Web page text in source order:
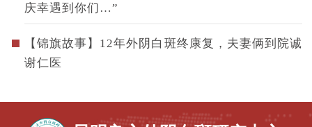
庆幸遇到你们…”
【锦旗故事】12年外阴白斑终康复，夫妻俩到院诚
谢仁医